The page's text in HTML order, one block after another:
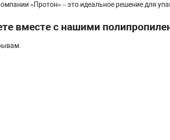
«Протон» – это идеальное решение для
вместе с нашими